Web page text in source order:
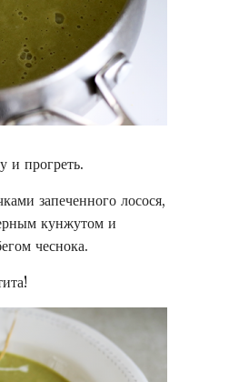
и прогреть.
запеченного лосося,
кунжутом и
чеснока.